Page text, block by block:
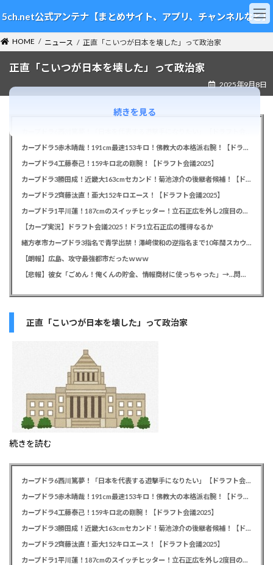
ン
テ
ン
ツ
ビ
ゲ
ー
シ
5ch.net公式アンテナ【まとめサイト、アプリ、チャンネルなど】
HOME ニュース 正直「こいつが日本を壊した」って政治家
正直「こいつが日本を壊した」って政治家
2025年9月8日
カープドラ5赤木晴哉！191cm最速153キロ！佛教大の本格派右腕！【ドラフト会議2025】
カープドラ4工藤泰己！159キロ北の剛腕！【ドラフト会議2025】
カープドラ3勝田成！近畿大163cmセカンド！菊池涼介の後継者候補！【ドラフト会議2025】
カープドラ2齊藤汰直！亜大152キロエース！【ドラフト会議2025】
カープドラ1平川蓮！187cmのスイッチヒッター！立石正広を外し2度目の重複も新井監督がクジを引き当てる！【ドラフト会議2025】
【カープ実況】ドラフト会議2025！ドラ1立石正広の獲得なるか
緒方孝市カープドラ3指名で青学出禁！澤﨑俊和の逆指名まで10年間スカウト出禁
【朗報】広島、攻守最強都市だったｗｗｗ
【悲報】彼女「ごめん！俺くんの貯金、情報商材に使っちゃった」→…問い詰めたらギャン泣きされたんだが俺が悪いのか？
正直「こいつが日本を壊した」って政治家
続きを読む
続きを見る
カープドラ6西川篤夢！「日本を代表する遊撃手になりたい」【ドラフト会議2025】
カープドラ5赤木晴哉！191cm最速153キロ！佛教大の本格派右腕！【ドラフト会議2025】
カープドラ4工藤泰己！159キロ北の剛腕！【ドラフト会議2025】
カープドラ3勝田成！近畿大163cmセカンド！菊池涼介の後継者候補！【ドラフト会議2025】
カープドラ2齊藤汰直！亜大152キロエース！【ドラフト会議2025】
カープドラ1平川蓮！187cmのスイッチヒッター！立石正広を外し2度目の重複も新井監督がクジを引き当てる！【ドラフト会議2025】